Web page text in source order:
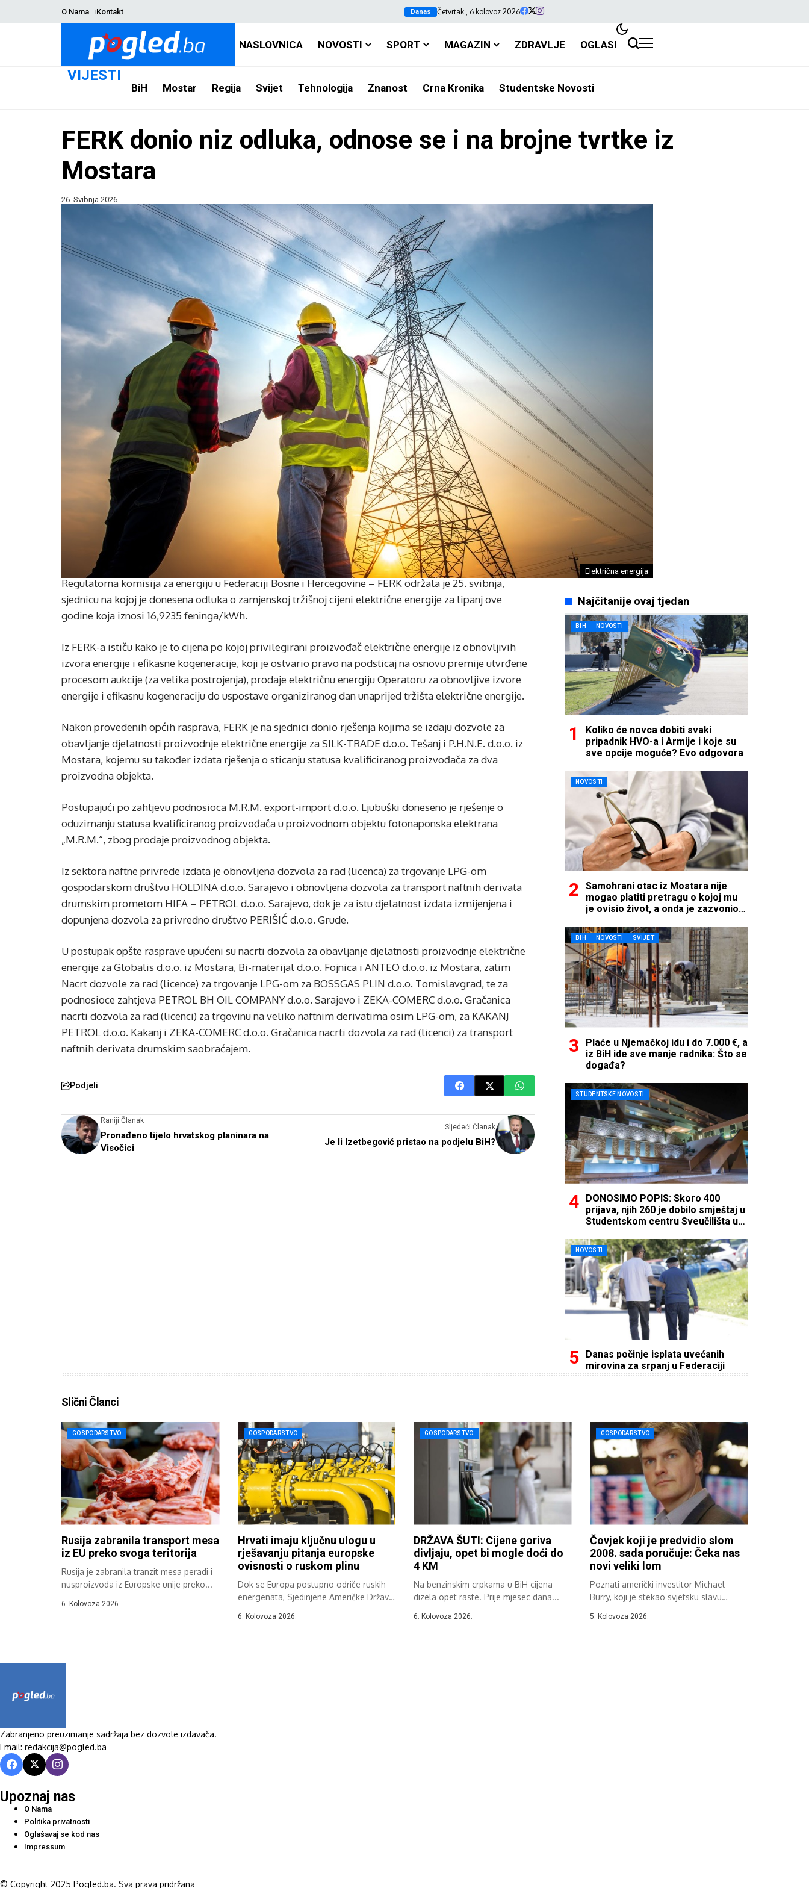
O Nama Kontakt Danas Četvrtak , 6 kolovoz 2026
NASLOVNICA NOVOSTI SPORT MAGAZIN ZDRAVLJE OGLASI
VIJESTI
BiH Mostar Regija Svijet Tehnologija Znanost Crna Kronika Studentske Novosti
FERK donio niz odluka, odnose se i na brojne tvrtke iz
Mostara
26. Svibnja 2026.
Električna energija
Regulatorna komisija za energiju u Federaciji Bosne i Hercegovine – FERK održala je 25. svibnja,
sjednicu na kojoj je donesena odluka o zamjenskoj tržišnoj cijeni električne energije za lipanj ove
godine koja iznosi 16,9235 feninga/kWh.
Iz FERK-a ističu kako je to cijena po kojoj privilegirani proizvođač električne energije iz obnovljivih
izvora energije i efikasne kogeneracije, koji je ostvario pravo na podsticaj na osnovu premije utvrđene
procesom aukcije (za velika postrojenja), prodaje električnu energiju Operatoru za obnovljive izvore
energije i efikasnu kogeneraciju do uspostave organiziranog dan unaprijed tržišta električne energije.
Nakon provedenih općih rasprava, FERK je na sjednici donio rješenja kojima se izdaju dozvole za
obavljanje djelatnosti proizvodnje električne energije za SILK-TRADE d.o.o. Tešanj i P.H.N.E. d.o.o. iz
Mostara, kojemu su također izdata rješenja o sticanju statusa kvalificiranog proizvođača za dva
proizvodna objekta.
Postupajući po zahtjevu podnosioca M.R.M. export-import d.o.o. Ljubuški doneseno je rješenje o
oduzimanju statusa kvalificiranog proizvođača u proizvodnom objektu fotonaponska elektrana
„M.R.M.“, zbog prodaje proizvodnog objekta.
Iz sektora naftne privrede izdata je obnovljena dozvola za rad (licenca) za trgovanje LPG-om
gospodarskom društvu HOLDINA d.o.o. Sarajevo i obnovljena dozvola za transport naftnih derivata
drumskim prometom HIFA – PETROL d.o.o. Sarajevo, dok je za istu djelatnost izdata izmijenjena i
dopunjena dozvola za privredno društvo PERIŠIĆ d.o.o. Grude.
U postupak opšte rasprave upućeni su nacrti dozvola za obavljanje djelatnosti proizvodnje električne
energije za Globalis d.o.o. iz Mostara, Bi-materijal d.o.o. Fojnica i ANTEO d.o.o. iz Mostara, zatim
Nacrt dozvole za rad (licence) za trgovanje LPG-om za BOSSGAS PLIN d.o.o. Tomislavgrad, te za
podnosioce zahtjeva PETROL BH OIL COMPANY d.o.o. Sarajevo i ZEKA-COMERC d.o.o. Gračanica
nacrti dozvola za rad (licenci) za trgovinu na veliko naftnim derivatima osim LPG-om, za KAKANJ
PETROL d.o.o. Kakanj i ZEKA-COMERC d.o.o. Gračanica nacrti dozvola za rad (licenci) za transport
naftnih derivata drumskim saobraćajem.
Podjeli
Raniji Članak
Pronađeno tijelo hrvatskog planinara na
Visočici
Sljedeći Članak
Je li Izetbegović pristao na podjelu BiH?
Najčitanije ovaj tjedan
BIH NOVOSTI
Koliko će novca dobiti svaki
pripadnik HVO-a i Armije i koje su
sve opcije moguće? Evo odgovora
NOVOSTI
Samohrani otac iz Mostara nije
mogao platiti pretragu o kojoj mu
je ovisio život, a onda je zazvonio
BIH NOVOSTI SVIJET
Plaće u Njemačkoj idu i do 7.000 €, a
iz BiH ide sve manje radnika: Što se
događa?
STUDENTSKE NOVOSTI
DONOSIMO POPIS: Skoro 400
prijava, njih 260 je dobilo smještaj u
Studentskom centru Sveučilišta u
NOVOSTI
Danas počinje isplata uvećanih
mirovina za srpanj u Federaciji
Slični Članci
GOSPODARSTVO
Rusija zabranila transport mesa
iz EU preko svoga teritorija
Rusija je zabranila tranzit mesa peradi i
nusproizvoda iz Europske unije preko...
6. Kolovoza 2026.
GOSPODARSTVO
Hrvati imaju ključnu ulogu u
rješavanju pitanja europske
ovisnosti o ruskom plinu
Dok se Europa postupno odriče ruskih
energenata, Sjedinjene Američke Države
6. Kolovoza 2026.
GOSPODARSTVO
DRŽAVA ŠUTI: Cijene goriva
divljaju, opet bi mogle doći do
4 KM
Na benzinskim crpkama u BiH cijena
dizela opet raste. Prije mjesec dana...
6. Kolovoza 2026.
GOSPODARSTVO
Čovjek koji je predvidio slom
2008. sada poručuje: Čeka nas
novi veliki lom
Poznati američki investitor Michael
Burry, koji je stekao svjetsku slavu
5. Kolovoza 2026.
Zabranjeno preuzimanje sadržaja bez dozvole izdavača.
Email: redakcija@pogled.ba
Upoznaj nas
O Nama
Politika privatnosti
Oglašavaj se kod nas
Impressum
© Copyright 2025 Pogled.ba. Sva prava pridržana